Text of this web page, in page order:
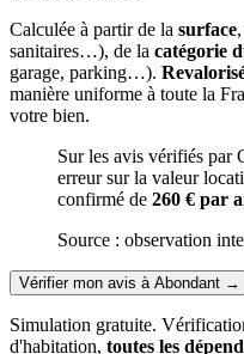
Calculée à partir de la surface
sanitaires…), de la catégorie
garage, parking…).
manière uniforme à toute la
votre bien.
Sur les avis vérifiés par
erreur sur la valeur
confirmé de 260 € par
Source : observation
Vérifier mon avis à Abondant →
Simulation gratuite.
d'habitation, toutes les